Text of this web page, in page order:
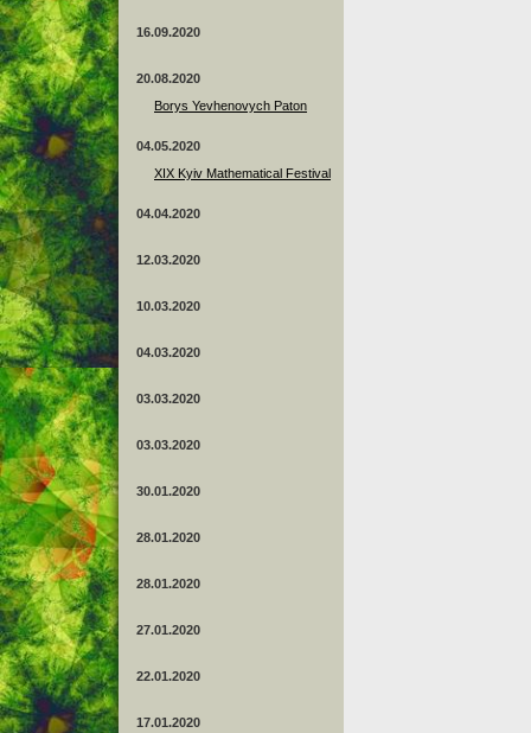
16.09.2020
20.08.2020
Borys Yevhenovych Paton
04.05.2020
XIX Kyiv Mathematical Festival
04.04.2020
12.03.2020
10.03.2020
04.03.2020
03.03.2020
03.03.2020
30.01.2020
28.01.2020
28.01.2020
27.01.2020
22.01.2020
17.01.2020